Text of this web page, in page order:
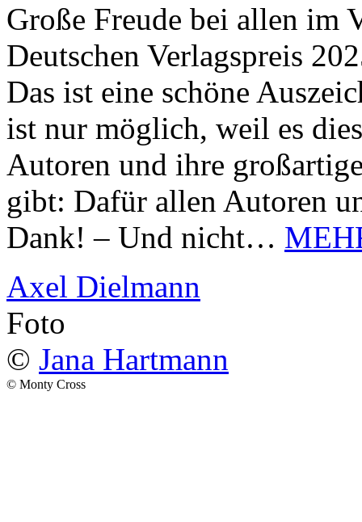
Große Freude bei allen im
Deutschen Verlagspreis
Das ist eine schöne
ist nur möglich, weil es
Autoren und ihre
gibt: Dafür allen Autoren
Dank! – Und nicht…
Axel Dielmann
Foto
© Jana Hartmann
© Monty Cross